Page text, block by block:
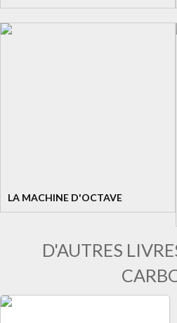
LA MACHINE D'OCTAVE
D'AUTRES